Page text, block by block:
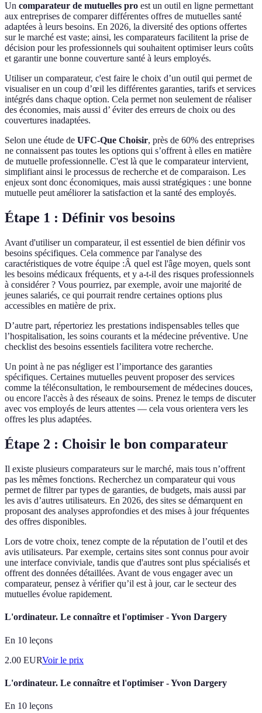
Un comparateur de mutuelles pro est un outil en ligne permettant
aux entreprises de comparer différentes offres de mutuelles santé
adaptées à leurs besoins. En 2026, la diversité des options offertes
sur le marché est vaste; ainsi, les comparateurs facilitent la prise de
décision pour les professionnels qui souhaitent optimiser leurs coûts
et garantir une bonne couverture santé à leurs employés.
Utiliser un comparateur, c'est faire le choix d’un outil qui permet de
visualiser en un coup d’œil les différentes garanties, tarifs et services
intégrés dans chaque option. Cela permet non seulement de réaliser
des économies, mais aussi d’ éviter des erreurs de choix ou des
couvertures inadaptées.
Selon une étude de UFC-Que Choisir, près de 60% des entreprises
ne connaissent pas toutes les options qui s’offrent à elles en matière
de mutuelle professionnelle. C'est là que le comparateur intervient,
simplifiant ainsi le processus de recherche et de comparaison. Les
enjeux sont donc économiques, mais aussi stratégiques : une bonne
mutuelle peut améliorer la satisfaction et la santé des employés.
Étape 1 : Définir vos besoins
Avant d'utiliser un comparateur, il est essentiel de bien définir vos
besoins spécifiques. Cela commence par l'analyse des
caractéristiques de votre équipe :Â quel est l'âge moyen, quels sont
les besoins médicaux fréquents, et y a-t-il des risques professionnels
à considérer ? Vous pourriez, par exemple, avoir une majorité de
jeunes salariés, ce qui pourrait rendre certaines options plus
accessibles en matière de prix.
D’autre part, répertoriez les prestations indispensables telles que
l’hospitalisation, les soins courants et la médecine préventive. Une
checklist des besoins essentiels facilitera votre recherche.
Un point à ne pas négliger est l’importance des garanties
spécifiques. Certaines mutuelles peuvent proposer des services
comme la téléconsultation, le remboursement de médecines douces,
ou encore l'accès à des réseaux de soins. Prenez le temps de discuter
avec vos employés de leurs attentes — cela vous orientera vers les
offres les plus adaptées.
Étape 2 : Choisir le bon comparateur
Il existe plusieurs comparateurs sur le marché, mais tous n’offrent
pas les mêmes fonctions. Recherchez un comparateur qui vous
permet de filtrer par types de garanties, de budgets, mais aussi par
les avis d’autres utilisateurs. En 2026, des sites se démarquent en
proposant des analyses approfondies et des mises à jour fréquentes
des offres disponibles.
Lors de votre choix, tenez compte de la réputation de l’outil et des
avis utilisateurs. Par exemple, certains sites sont connus pour avoir
une interface conviviale, tandis que d'autres sont plus spécialisés et
offrent des données détaillées. Avant de vous engager avec un
comparateur, pensez à vérifier qu’il est à jour, car le secteur des
mutuelles évolue rapidement.
L'ordinateur. Le connaître et l'optimiser - Yvon Dargery
En 10 leçons
2.00 EURVoir le prix
L'ordinateur. Le connaître et l'optimiser - Yvon Dargery
En 10 leçons